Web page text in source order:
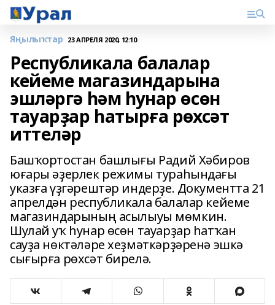
Яңылыҡтар 23 АПРЕЛЯ 2020, 12:10
Республикала балалар
кейеме магазиндарына
эшләргә һәм һунар өсөн
тауарҙар һатырға рөхсәт
иттеләр
Башҡортостан башлығы Радий Хәбиров
юғары әҙерлек режимы тураһындағы
указға үҙгәрештәр индерҙе. Документта 21
апрелдән республикала балалар кейеме
магазиндарының асылыуы мөмкин.
Шулай уҡ һунар өсөн тауарҙар һатҡан
сауҙа нөктәләре хеҙмәткәрҙәренә эшкә
сығырға рөхсәт бирелә.